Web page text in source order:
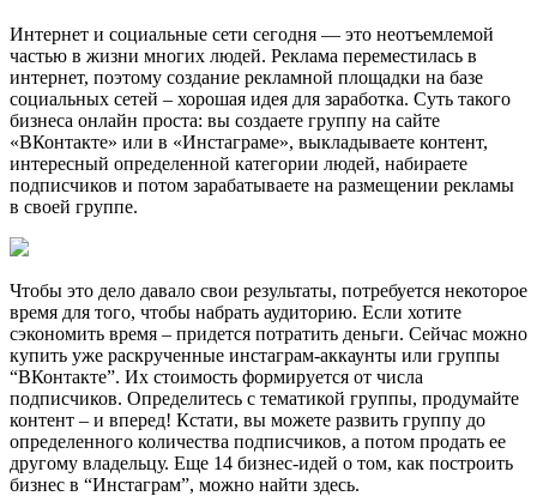
Интернет и социальные сети сегодня — это неотъемлемой
частью в жизни многих людей. Реклама переместилась в
интернет, поэтому создание рекламной площадки на базе
социальных сетей – хорошая идея для заработка. Суть такого
бизнеса онлайн проста: вы создаете группу на сайте
«ВКонтакте» или в «Инстаграме», выкладываете контент,
интересный определенной категории людей, набираете
подписчиков и потом зарабатываете на размещении рекламы
в своей группе.
Чтобы это дело давало свои результаты, потребуется некоторое
время для того, чтобы набрать аудиторию. Если хотите
сэкономить время – придется потратить деньги. Сейчас можно
купить уже раскрученные инстаграм-аккаунты или группы
“ВКонтакте”. Их стоимость формируется от числа
подписчиков. Определитесь с тематикой группы, продумайте
контент – и вперед! Кстати, вы можете развить группу до
определенного количества подписчиков, а потом продать ее
другому владельцу. Еще 14 бизнес-идей о том, как построить
бизнес в “Инстаграм”, можно найти здесь.